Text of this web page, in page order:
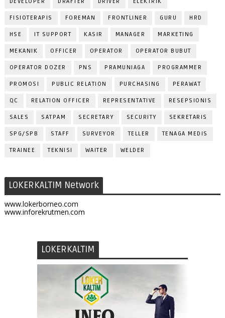
FISIOTERAPIS FOREMAN FRONTLINER GURU HRD
HSE IT SUPPORT KASIR MANAGER MARKETING
MEKANIK OFFICER OPERATOR OPERATOR BUBUT
OPERATOR DOZER PNS PRAMUNIAGA PROGRAMMER
PROMOSI PUBLIC RELATION PURCHASING PERAWAT
QC RELATION OFFICER REPRESENTATIVE RESEPSIONIS
SALES SATPAM SECRETARY SECURITY SEKRETARIS
SPG/SPB STAFF SURVEYOR TELLER TENAGA MEDIS
TRAINEE TEKNISI WAITER WELDER
LOKERKALTIM Network
www.lokerborneo.com
www.inforekrutmen.com
LOKERKALTIM